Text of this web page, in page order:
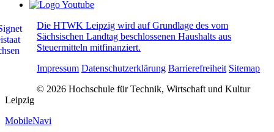
Die HTWK Leipzig wird auf Grundlage des vom
Sächsischen Landtag beschlossenen Haushalts aus
Steuermitteln mitfinanziert.
Impressum Datenschutzerklärung Barrierefreiheit Sitemap
© 2026 Hochschule für Technik, Wirtschaft und Kultur
Leipzig
MobileNavi